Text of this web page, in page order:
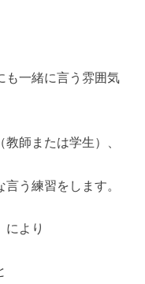
も一緒に言う雰囲気
師または学生）、
う練習をします。
により